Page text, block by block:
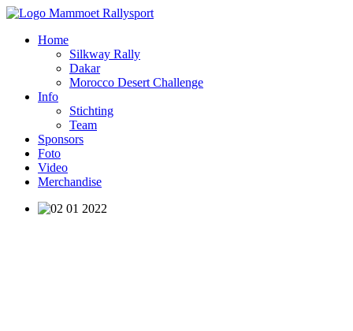
Home
Silkway Rally
Dakar
Morocco Desert Challenge
Info
Stichting
Team
Sponsors
Foto
Video
Merchandise